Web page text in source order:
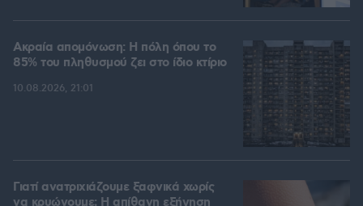
Ακραία απομόνωση: Η πόλη όπου το
85% του πληθυσμού ζει στο ίδιο κτίριο
10.08.2026, 21:01
Γιατί ανατριχιάζουμε ξαφνικά χωρίς